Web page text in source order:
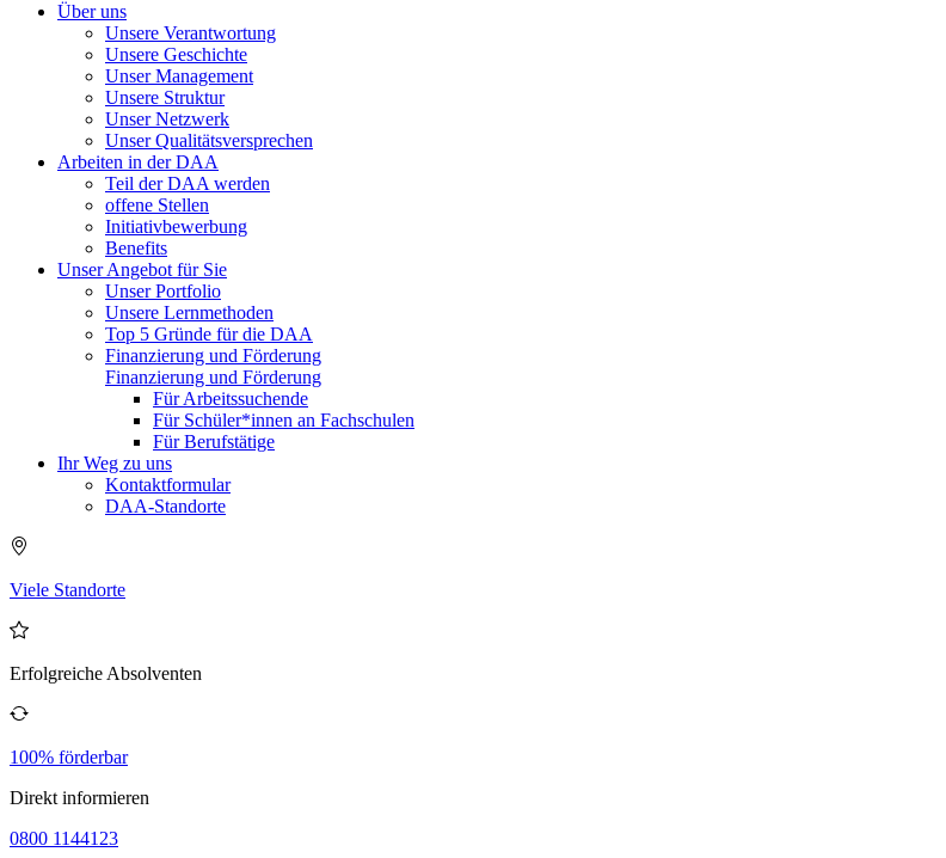
Über uns
Unsere Verantwortung
Unsere Geschichte
Unser Management
Unsere Struktur
Unser Netzwerk
Unser Qualitätsversprechen
Arbeiten in der DAA
Teil der DAA werden
offene Stellen
Initiativbewerbung
Benefits
Unser Angebot für Sie
Unser Portfolio
Unsere Lernmethoden
Top 5 Gründe für die DAA
Finanzierung und Förderung
Finanzierung und Förderung
Für Arbeitssuchende
Für Schüler*innen an Fachschulen
Für Berufstätige
Ihr Weg zu uns
Kontaktformular
DAA-Standorte
Viele Standorte
Erfolgreiche Absolventen
100% förderbar
Direkt informieren
0800 1144123